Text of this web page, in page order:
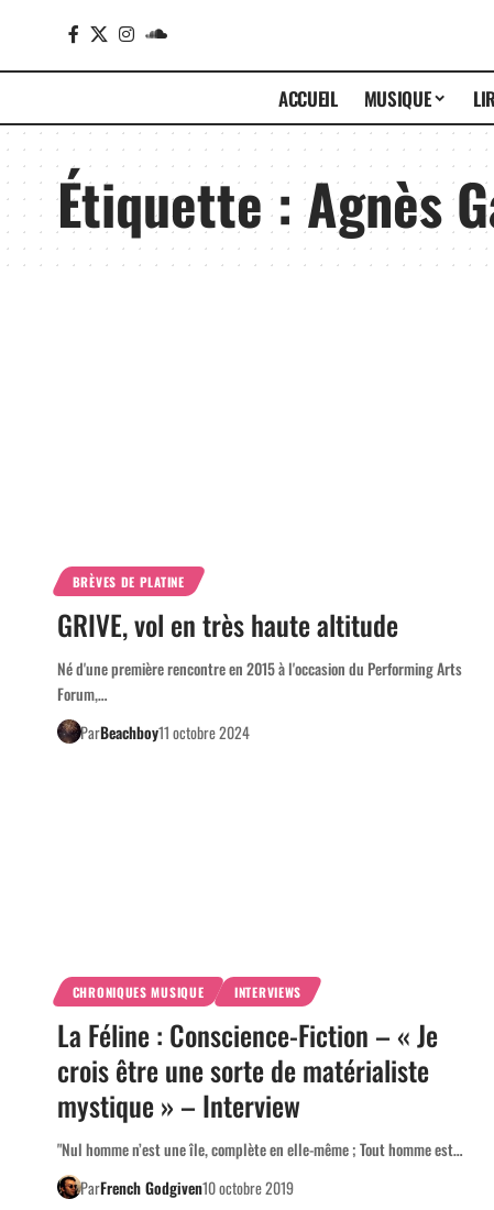
ACCUEIL MUSIQUE
Étiquette :Agnès
BRÈVES DE PLATINE
GRIVE, vol en très haute altitude
Né d'une première rencontre en 2015 à l'occasion du Performing Arts
Forum,…
ParBeachboy11 octobre 2024
CHRONIQUES MUSIQUE INTERVIEWS
La Féline : Conscience-Fiction – « Je
crois être une sorte de matérialiste
mystique » – Interview
"Nul homme n’est une île, complète en elle-même ; Tout homme est…
ParFrench Godgiven10 octobre 2019